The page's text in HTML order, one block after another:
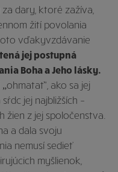
dary, ktoré zažíva,
žití povolania
vďakyvzdávanie
jej postupná
Boha a Jeho lásky.
ako sa jej
jej najbližších –
žien z jej spoločenstva.
a dala svoju
nemusí sedieť
myšlienok,